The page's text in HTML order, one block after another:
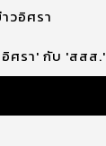
วอิศรา
ศรา' กับ 'สสส.'